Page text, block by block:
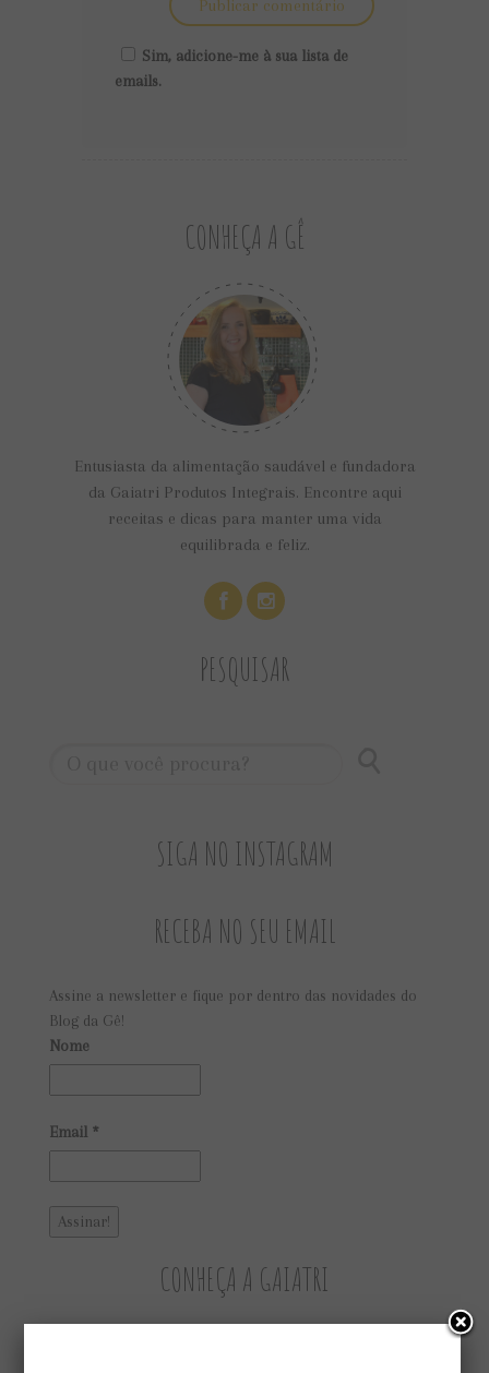
Sim, adicione-me à sua lista de
emails.
CONHEÇA A GÊ
Entusiasta da alimentação saudável e fundadora
da Gaiatri Produtos Integrais. Encontre aqui
receitas e dicas para manter uma vida
equilibrada e feliz.
PESQUISAR
SIGA NO INSTAGRAM
RECEBA NO SEU EMAIL
Assine a newsletter e fique por dentro das novidades do
Blog da Gê!
Nome
Email *
CONHEÇA A GAIATRI